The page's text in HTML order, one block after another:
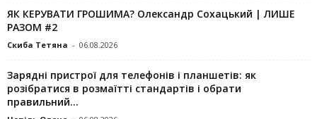
ЯК КЕРУВАТИ ГРОШИМА? Олександр Сохацький | ЛИШЕ
РАЗОМ #2
Скиба Тетяна - 06.08.2026
Зарядні пристрої для телефонів і планшетів: як
розібратися в розмаїтті стандартів і обрати
правильний...